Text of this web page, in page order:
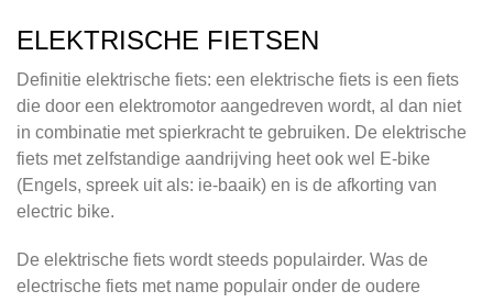
ELEKTRISCHE FIETSEN
Definitie elektrische fiets: een elektrische fiets is een fiets
die door een elektromotor aangedreven wordt, al dan niet
in combinatie met spierkracht te gebruiken. De elektrische
fiets met zelfstandige aandrijving heet ook wel E-bike
(Engels, spreek uit als: ie-baaik) en is de afkorting van
electric bike.
De elektrische fiets wordt steeds populairder. Was de
electrische fiets met name populair onder de oudere